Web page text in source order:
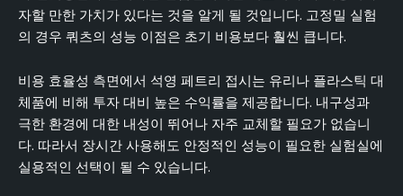
자할 만한 가치가 있다는 것을 알게 될 것입니다. 고정밀 실험
의 경우 쿼츠의 성능 이점은 초기 비용보다 훨씬 큽니다.
비용 효율성 측면에서 석영 페트리 접시는 유리나 플라스틱 대
체품에 비해 투자 대비 높은 수익률을 제공합니다. 내구성과
극한 환경에 대한 내성이 뛰어나 자주 교체할 필요가 없습니
다. 따라서 장시간 사용해도 안정적인 성능이 필요한 실험실에
실용적인 선택이 될 수 있습니다.